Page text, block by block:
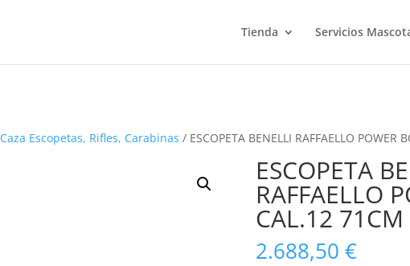
Tienda Servicios
Caza Escopetas, Rifles, Carabinas / ESCOPETA BENELLI RAFFAELLO POWER
ESCOPETA
RAFFAELLO
CAL.12 71CM
2.688,50€